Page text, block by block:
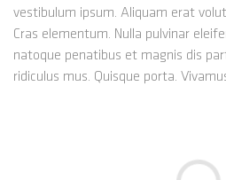
vestibulum ipsum. Aliquam erat
Cras elementum. Nulla pulvinar
natoque penatibus et magnis dis
ridiculus mus. Quisque porta.